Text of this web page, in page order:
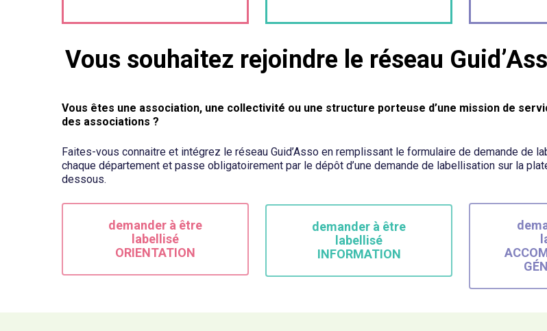
Vous souhaitez rejoindre le réseau
Vous êtes une association, une collectivité ou une structure porteuse d’une mission de
des associations ?
Faites-vous connaitre et intégrez le réseau Guid’Asso en remplissant le formulaire de demande de
chaque département et passe obligatoirement par le dépôt d’une demande de labellisation sur la
dessous.
demander à être
labellisé
ORIENTATION
demander à être
labellisé
INFORMATION